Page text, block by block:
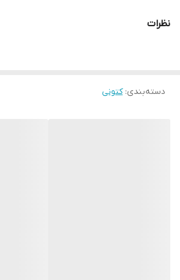
نظرات
دسته‌بندی:کتونی